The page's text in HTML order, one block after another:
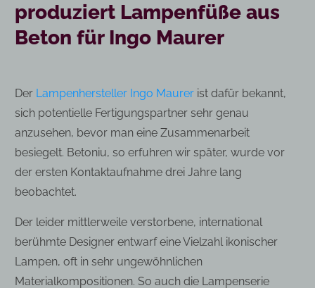
produziert Lampenfüße aus
Beton für Ingo Maurer
Der Lampenhersteller Ingo Maurer ist dafür bekannt,
sich potentielle Fertigungspartner sehr genau
anzusehen, bevor man eine Zusammenarbeit
besiegelt. Betoniu, so erfuhren wir später, wurde vor
der ersten Kontaktaufnahme drei Jahre lang
beobachtet.
Der leider mittlerweile verstorbene, international
berühmte Designer entwarf eine Vielzahl ikonischer
Lampen, oft in sehr ungewöhnlichen
Materialkompositionen. So auch die Lampenserie